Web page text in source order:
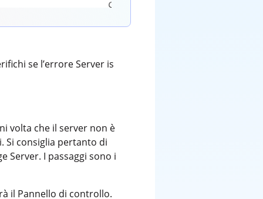
se l’errore Server is
volta che il server non è
Si consiglia pertanto di
Server. I passaggi sono i
il Pannello di controllo.